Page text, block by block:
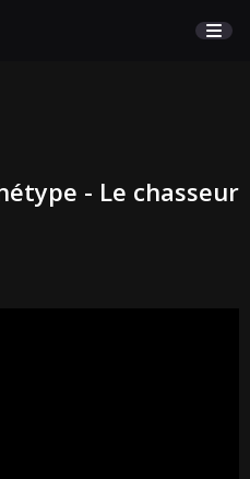
- Le chasseur